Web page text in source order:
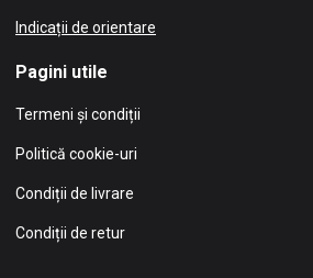
Indicații de orientare
Pagini utile
Termeni și condiții
Politică cookie-uri
Condiții de livrare
Condiții de retur